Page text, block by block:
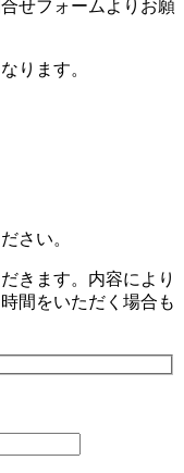
せフォームよりお願
ります。
さい。
きます。内容により
間をいただく場合も